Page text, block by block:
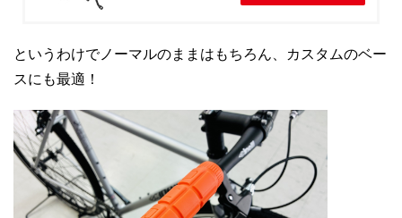
というわけでノーマルのままはもちろん、カスタムのベー
スにも最適！